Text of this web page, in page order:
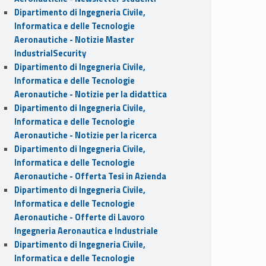
Dipartimento di Ingegneria Civile,
Informatica e delle Tecnologie
Aeronautiche - Notizie Master
IndustrialSecurity
Dipartimento di Ingegneria Civile,
Informatica e delle Tecnologie
Aeronautiche - Notizie per la didattica
Dipartimento di Ingegneria Civile,
Informatica e delle Tecnologie
Aeronautiche - Notizie per la ricerca
Dipartimento di Ingegneria Civile,
Informatica e delle Tecnologie
Aeronautiche - Offerta Tesi in Azienda
Dipartimento di Ingegneria Civile,
Informatica e delle Tecnologie
Aeronautiche - Offerte di Lavoro
Ingegneria Aeronautica e Industriale
Dipartimento di Ingegneria Civile,
Informatica e delle Tecnologie